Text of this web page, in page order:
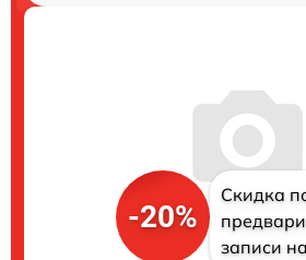
-20%
Скидка
записи